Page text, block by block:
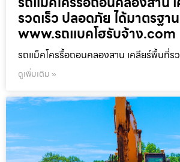
รวดเร็ว ปลอดภัย ได้มาตรฐา
www.รถแบคโฮรับจ้าง.com
รถแม็คโครรื้อถอนคลองสาน เคลียร์พื้นที่รว
ดูเพิ่มเติม »